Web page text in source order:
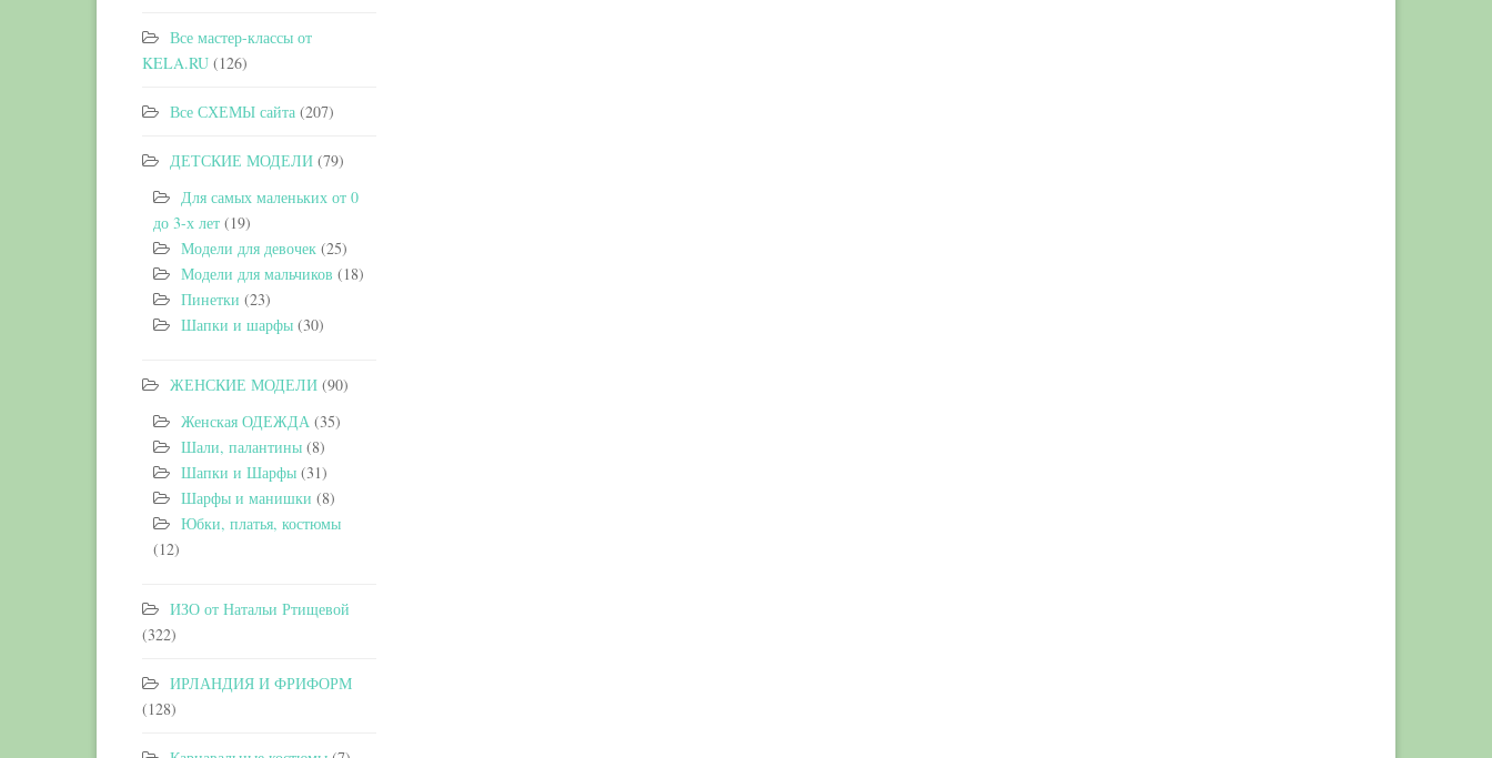
Все мастер-классы от
KELA.RU (126)
Все СХЕМЫ сайта (207)
ДЕТСКИЕ МОДЕЛИ (79)
Для самых маленьких от 0
до 3-х лет (19)
Модели для девочек (25)
Модели для мальчиков (18)
Пинетки (23)
Шапки и шарфы (30)
ЖЕНСКИЕ МОДЕЛИ (90)
Женская ОДЕЖДА (35)
Шали, палантины (8)
Шапки и Шарфы (31)
Шарфы и манишки (8)
Юбки, платья, костюмы
(12)
ИЗО от Натальи Ртищевой
(322)
ИРЛАНДИЯ И ФРИФОРМ
(128)